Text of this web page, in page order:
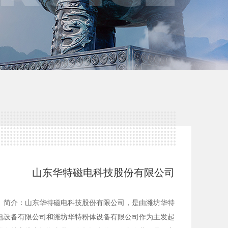
山东华特磁电科技股份有限公司
简介：山东华特磁电科技股份有限公司，是由潍坊华特
设备有限公司和潍坊华特粉体设备有限公司作为主发起